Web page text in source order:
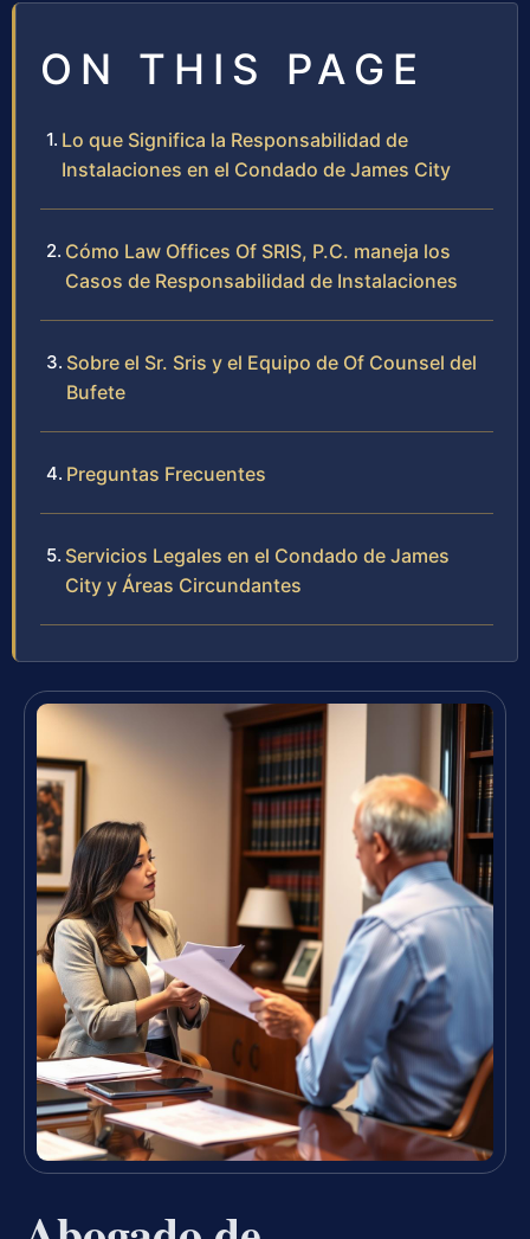
ON THIS PAGE
Lo que Significa la Responsabilidad de
Instalaciones en el Condado de James City
Cómo Law Offices Of SRIS, P.C. maneja los
Casos de Responsabilidad de Instalaciones
Sobre el Sr. Sris y el Equipo de Of Counsel del
Bufete
Preguntas Frecuentes
Servicios Legales en el Condado de James
City y Áreas Circundantes